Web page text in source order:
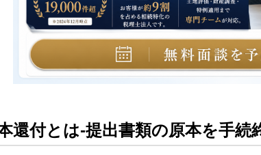
還付とは-提出書類の原本を手続